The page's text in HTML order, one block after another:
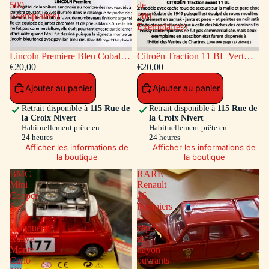
500
Exemplaires)
Lincoln Premiere Bleu Cobalt
(Série de 500 Exemplaires)
€20,00
Ajouter au panier
Retrait disponible à 115 Rue de
la Croix Nivert
Habituellement prête en
24 heures
Afficher les informations de
la boutique
de
500
Exemplaires)
Citroën Traction 11 BL Vert
(Série de 500 Exemplaires)
€20,00
Ajouter au panier
Retrait disponible à 115 Rue de
la Croix Nivert
Habituellement prête en
24 heures
Afficher les informations de
la boutique
BMC
Mini
Cooper
S
#177
Vainqueur
Rallye
Monte
Carlo
RARE
Renault
16
Pompiers
-
capot
et
hayon
ouvrants